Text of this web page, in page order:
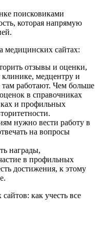
поисковиками
которая напрямую
медицинских сайтах:
отзывы и оценки,
клинике, медцентру и
работают. Чем больше
в справочниках
и профильных
нужно вести работу в
на вопросы
награды,
в профильных
достижения, к этому